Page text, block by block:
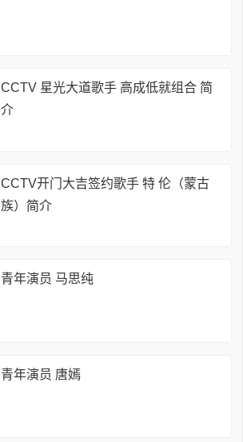
CCTV 星光大道歌手 高成低就组合 简
介
CCTV开门大吉签约歌手 特 伦（蒙古
族）简介
青年演员 马思纯
青年演员 唐嫣